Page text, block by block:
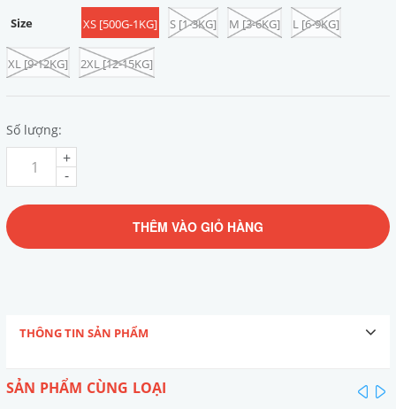
Size XS [500G-1KG] S [1-3KG] M [3-6KG] L [6-9KG]
XL [9-12KG] 2XL [12-15KG]
Số lượng:
-
+
THÊM VÀO GIỎ HÀNG
THÔNG TIN SẢN PHẨM
SẢN PHẨM CÙNG LOẠI